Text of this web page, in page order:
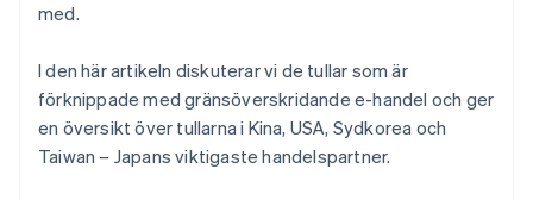
med.
I den här artikeln diskuterar vi de tullar som är
förknippade med gränsöverskridande e-handel och ger
en översikt över tullarna i Kina, USA, Sydkorea och
Taiwan – Japans viktigaste handelspartner.